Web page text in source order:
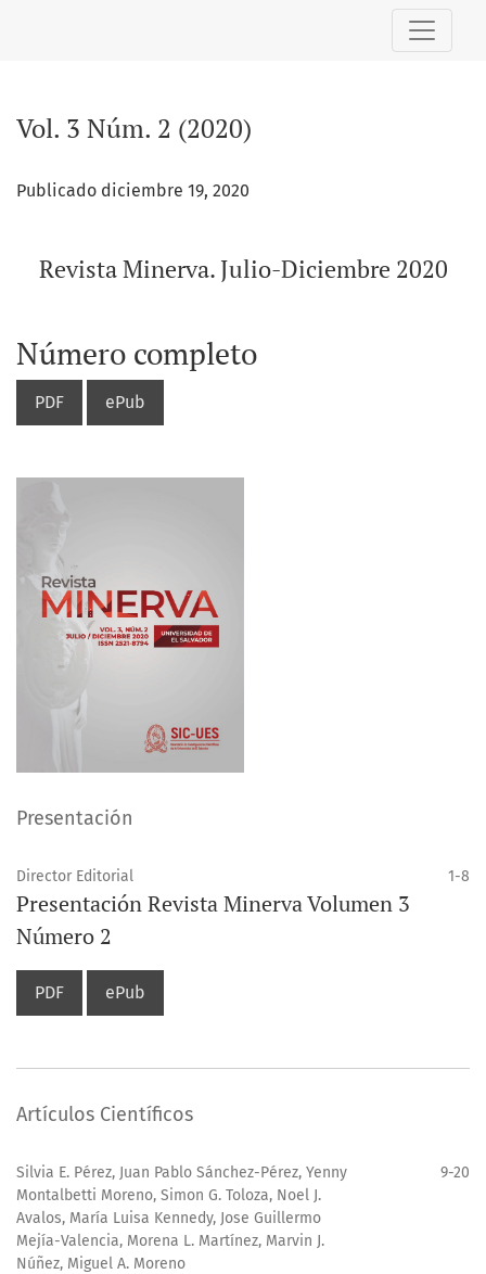
Vol. 3 Núm. 2 (2020): Revista Minerva. Julio-Diciembre 2020
Vol. 3 Núm. 2 (2020)
Publicado diciembre 19, 2020
Revista Minerva. Julio-Diciembre 2020
Número completo
PDF ePub
Presentación
Director Editorial 1-8
Presentación Revista Minerva Volumen 3
Número 2
PDF ePub
Artículos Científicos
Silvia E. Pérez, Juan Pablo Sánchez-Pérez, Yenny
Montalbetti Moreno, Simon G. Toloza, Noel J.
Avalos, María Luisa Kennedy, Jose Guillermo
Mejía-Valencia, Morena L. Martínez, Marvin J.
Núñez, Miguel A. Moreno
9-20